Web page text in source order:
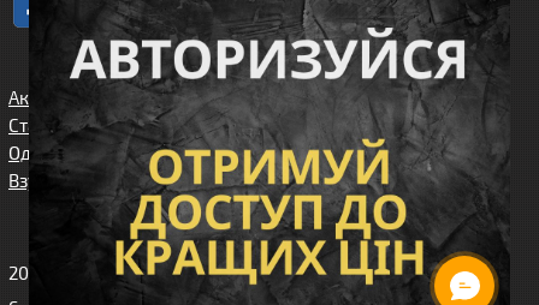
Акції
Статті/огляди
Одяг
Взуття
Спорядження
Збройові
аксесуари
Доставка та
оплата
Клієнтам
Про нас
Карта сайта
Угода
користувача
2010-2026 Вікінг. Всі права захищені.